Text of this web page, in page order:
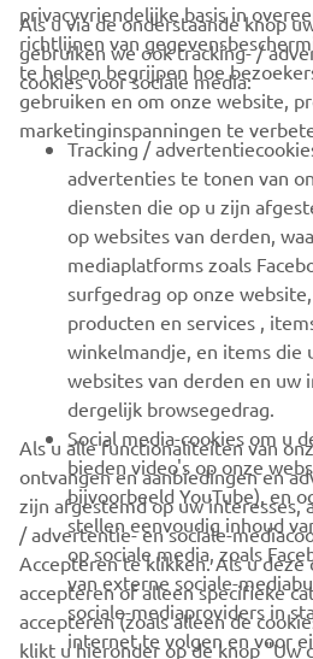
CORPORATE
VOOR BEDRIJVEN
MEER YAMAHA
ONDERSTEUNING
NIEUWSBRIEF
Wees de eerste die meer te weten
speciale evenementen, nieuwe
Lees ons privacybeleid om te leren
gegevens verwerken:
privacyvriendelijke basis in
richtlijnen van
te helpen begrijpen hoe
gebruiken en om onze website,
marketinginspanningen te
Als u via de onderstaande knop
gebruiken we ook tracking- /
cookies voor sociale media:
Tracking /
advertenties te tonen van
diensten die op u zijn
op websites van derden,
mediaplatforms zoals
surfgedrag op onze
producten en services ,
winkelmandje, en items die
websites van derden en uw
dergelijk browsegedrag.
Social media-cookies om u
bieden video's op onze
bijvoorbeeld YouTube), en
stellen eenvoudig inhoud
op sociale media, zoals
van externe sociale-
sociale-mediaproviders in
internet te volgen en voor
Als u alle functionaliteiten van
ontvangen en aanbiedingen en
zijn afgestemd op uw interesses,
/ advertentie- en sociale-
Accepteren te klikken. Als u deze
accepteren of alleen specifieke
accepteren (zoals alleen de
klikt u hieronder op de knop "Uw